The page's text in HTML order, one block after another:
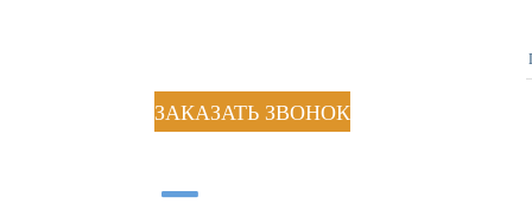
ЗАКАЗАТЬ ЗВОНОК